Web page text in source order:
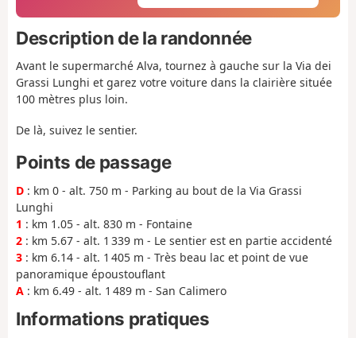
Description de la randonnée
Avant le supermarché Alva, tournez à gauche sur la Via dei
Grassi Lunghi et garez votre voiture dans la clairière située
100 mètres plus loin.
De là, suivez le sentier.
Points de passage
D : km 0 - alt. 750 m - Parking au bout de la Via Grassi
Lunghi
1 : km 1.05 - alt. 830 m - Fontaine
2 : km 5.67 - alt. 1 339 m - Le sentier est en partie accidenté
3 : km 6.14 - alt. 1 405 m - Très beau lac et point de vue
panoramique époustouflant
A : km 6.49 - alt. 1 489 m - San Calimero
Informations pratiques